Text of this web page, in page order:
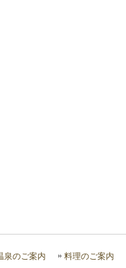
泉のご案内 料理のご案内